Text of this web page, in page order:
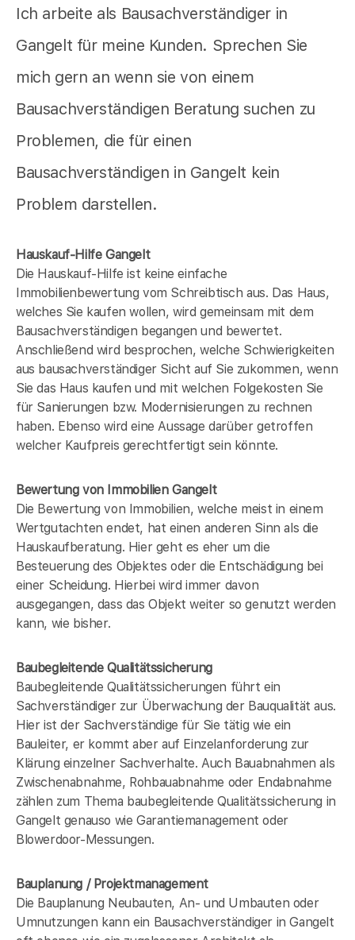
Ich arbeite als Bausachverständiger in
Gangelt für meine Kunden. Sprechen Sie
mich gern an wenn sie von einem
Bausachverständigen Beratung suchen zu
Problemen, die für einen
Bausachverständigen in Gangelt kein
Problem darstellen.
Hauskauf-Hilfe Gangelt
Die Hauskauf-Hilfe ist keine einfache
Immobilienbewertung vom Schreibtisch aus. Das Haus,
welches Sie kaufen wollen, wird gemeinsam mit dem
Bausachverständigen begangen und bewertet.
Anschließend wird besprochen, welche Schwierigkeiten
aus bausachverständiger Sicht auf Sie zukommen, wenn
Sie das Haus kaufen und mit welchen Folgekosten Sie
für Sanierungen bzw. Modernisierungen zu rechnen
haben. Ebenso wird eine Aussage darüber getroffen
welcher Kaufpreis gerechtfertigt sein könnte.
Bewertung von Immobilien Gangelt
Die Bewertung von Immobilien, welche meist in einem
Wertgutachten endet, hat einen anderen Sinn als die
Hauskaufberatung. Hier geht es eher um die
Besteuerung des Objektes oder die Entschädigung bei
einer Scheidung. Hierbei wird immer davon
ausgegangen, dass das Objekt weiter so genutzt werden
kann, wie bisher.
Baubegleitende Qualitätssicherung
Baubegleitende Qualitätssicherungen führt ein
Sachverständiger zur Überwachung der Bauqualität aus.
Hier ist der Sachverständige für Sie tätig wie ein
Bauleiter, er kommt aber auf Einzelanforderung zur
Klärung einzelner Sachverhalte. Auch Bauabnahmen als
Zwischenabnahme, Rohbauabnahme oder Endabnahme
zählen zum Thema baubegleitende Qualitätssicherung in
Gangelt genauso wie Garantiemanagement oder
Blowerdoor-Messungen.
Bauplanung / Projektmanagement
Die Bauplanung Neubauten, An- und Umbauten oder
Umnutzungen kann ein Bausachverständiger in Gangelt